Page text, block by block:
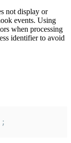
not display or
events. Using
when processing
identifier to avoid